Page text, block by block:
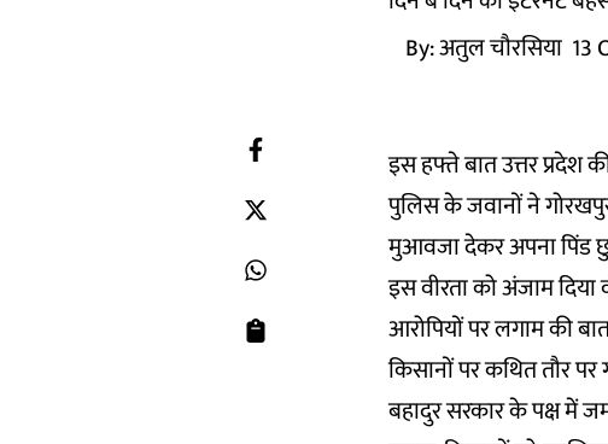
By:अतुल चौरसिया 13
इस हफ्ते बात उत्तर प्रदेश
पुलिस के जवानों ने
मुआवजा देकर अपना पिंड
इस वीरता को अंजाम
आरोपियों पर लगाम की
किसानों पर कथित तौर
बहादुर सरकार के पक्ष में